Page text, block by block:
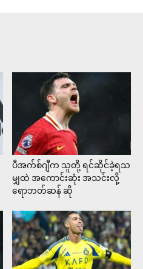
ပီအက်စ်ဂျီက သူတို့ ရင်ဆိုင်ခဲ့ရသ
မျှထဲ အကောင်းဆုံး အသင်းလို့
ရောဘတ်ဆန် ဆို